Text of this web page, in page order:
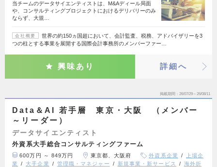
当チームのデータサイエンティストは、M&Aディール局面
や、コンサルティングプロジェクトにおけるデリバリーのみ
ならず、大規…
会社概要
世界の約150ヵ国超において、会計監査、税務、アドバイザリーを3
つの柱とする事業を展開する国際会計事務所のメンバーファー…
興味あり 詳細へ
掲載期間 26/07/29～26/08/11
Data＆AI 若手層 東京・大阪 （メンバー
～リーダー）
データサイエンティスト
外資系大手総合コンサルティングファーム
600万円 ～ 849万円 東京都、大阪府 外資系企業
上場企
業
大手企業 管理職・マネジャー 新規事業・新サービス
海外折